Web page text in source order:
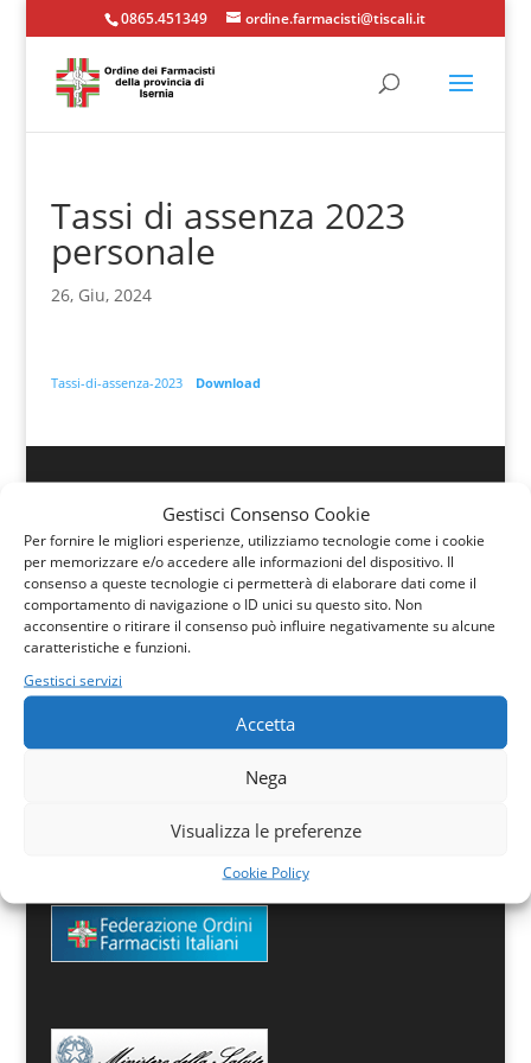
Gestisci Consenso Cookie
Per fornire le migliori esperienze, utilizziamo tecnologie come i cookie
per memorizzare e/o accedere alle informazioni del dispositivo. Il
consenso a queste tecnologie ci permetterà di elaborare dati come il
comportamento di navigazione o ID unici su questo sito. Non
acconsentire o ritirare il consenso può influire negativamente su alcune
caratteristiche e funzioni.
Gestisci servizi
Accetta
Nega
Visualizza le preferenze
Cookie Policy
0865.451349 ordine.farmacisti@tiscali.it
Tassi di assenza 2023
personale
26, Giu, 2024
Tassi-di-assenza-2023 Download
Via del Casale, snc
86170 Isernia
C. F. 80051960948